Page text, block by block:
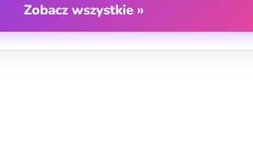
Zobacz wszystkie »